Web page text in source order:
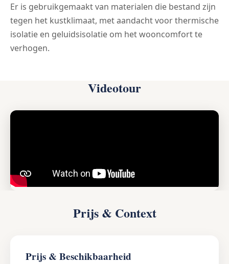
Er is gebruikgemaakt van materialen die bestand zijn
tegen het kustklimaat, met aandacht voor thermische
isolatie en geluidsisolatie om het wooncomfort te
verhogen.
Videotour
Prijs & Context
Prijs & Beschikbaarheid